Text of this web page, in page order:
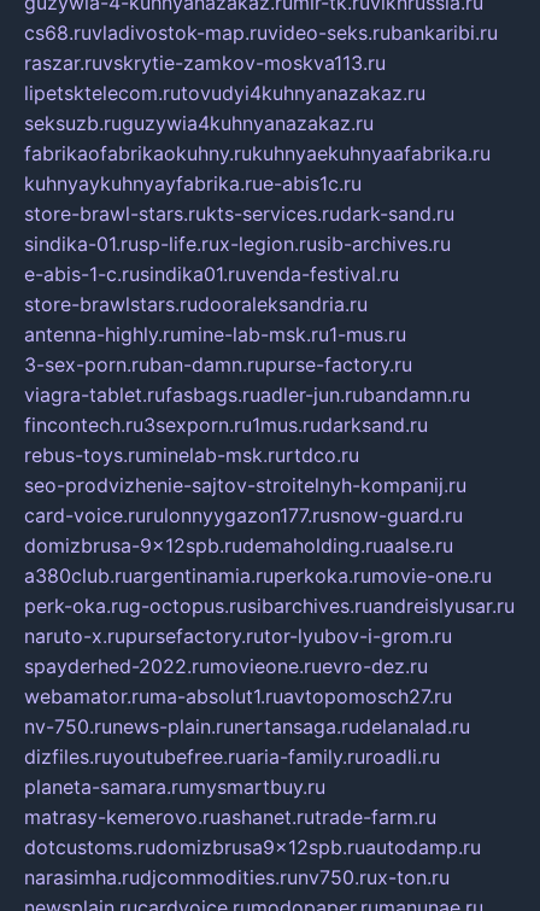
cs68.ruvladivostok-map.ruvideo-seks.rubankaribi.ru
raszar.ruvskrytie-zamkov-moskva113.ru
lipetsktelecom.rutovudyi4kuhnyanazakaz.ru
seksuzb.ruguzywia4kuhnyanazakaz.ru
fabrikaofabrikaokuhny.rukuhnyaekuhnyaafabrika.ru
kuhnyaykuhnyayfabrika.rue-abis1c.ru
store-brawl-stars.rukts-services.rudark-sand.ru
sindika-01.rusp-life.rux-legion.rusib-archives.ru
e-abis-1-c.rusindika01.ruvenda-festival.ru
store-brawlstars.rudooraleksandria.ru
antenna-highly.rumine-lab-msk.ru1-mus.ru
3-sex-porn.ruban-damn.rupurse-factory.ru
viagra-tablet.rufasbags.ruadler-jun.rubandamn.ru
fincontech.ru3sexporn.ru1mus.rudarksand.ru
rebus-toys.ruminelab-msk.rurtdco.ru
seo-prodvizhenie-sajtov-stroitelnyh-kompanij.ru
card-voice.rurulonnyygazon177.rusnow-guard.ru
domizbrusa-9x12spb.rudemaholding.ruaalse.ru
a380club.ruargentinamia.ruperkoka.rumovie-one.ru
perk-oka.rug-octopus.rusibarchives.ruandreislyusar.ru
naruto-x.rupursefactory.rutor-lyubov-i-grom.ru
spayderhed-2022.rumovieone.ruevro-dez.ru
webamator.ruma-absolut1.ruavtopomosch27.ru
nv-750.runews-plain.runertansaga.rudelanalad.ru
dizfiles.ruyoutubefree.ruaria-family.ruroadli.ru
planeta-samara.rumysmartbuy.ru
matrasy-kemerovo.ruashanet.rutrade-farm.ru
dotcustoms.rudomizbrusa9x12spb.ruautodamp.ru
narasimha.rudjcommodities.runv750.rux-ton.ru